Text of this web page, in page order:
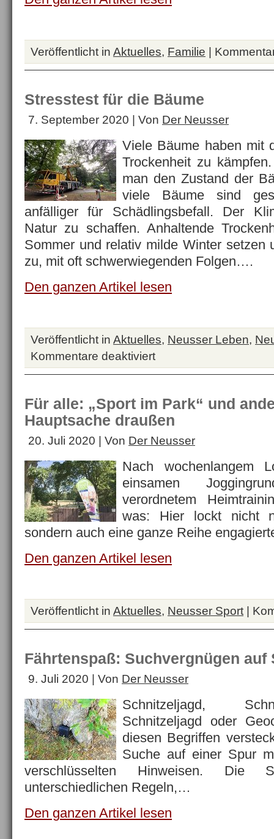
Veröffentlicht in Aktuelles, Familie |
Stresstest für die Bäume
7. September 2020 | Von Der Neusser
Viele Bäume haben mit
Trockenheit zu
man den Zustand der
viele Bäume sind
anfälliger für Schädlingsbefall. Der
Natur zu schaffen. Anhaltende
Sommer und relativ milde Winter setzen
zu, mit oft schwerwiegenden Folgen….
Den ganzen Artikel lesen
Veröffentlicht in Aktuelles, Neusser Leben,
Kommentare deaktiviertfür
Stresstest
Bäume
Für alle: „Sport im Park“ und
Hauptsache draußen
20. Juli 2020 | Von Der Neusser
Nach wochenlangem
einsamen
verordnetem
was: Hier lockt nicht
sondern auch eine ganze Reihe
Den ganzen Artikel lesen
Veröffentlicht in Aktuelles, Neusser Sport |
Fährtenspaß: Suchvergnügen
9. Juli 2020 | Von Der Neusser
Schnitzeljagd,
Schnitzeljagd oder
diesen Begriffen
Suche auf einer Spur
verschlüsselten Hinweisen. Die
unterschiedlichen Regeln,…
Den ganzen Artikel lesen